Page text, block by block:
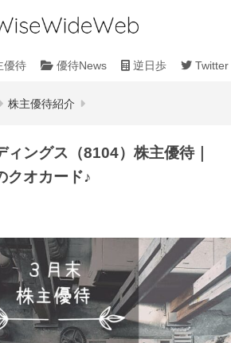
優待 優待News 逆日歩 Twitter
株主優待紹介
ィングス（8104）株主優待｜
クオカード♪